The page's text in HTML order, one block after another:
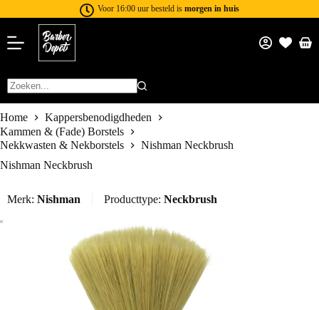
Voor 16:00 uur besteld is morgen in huis
Home
Kappersbenodigdheden
Kammen & (Fade) Borstels
Nekkwasten & Nekborstels
Nishman Neckbrush
Nishman Neckbrush
Merk: Nishman Producttype: Neckbrush